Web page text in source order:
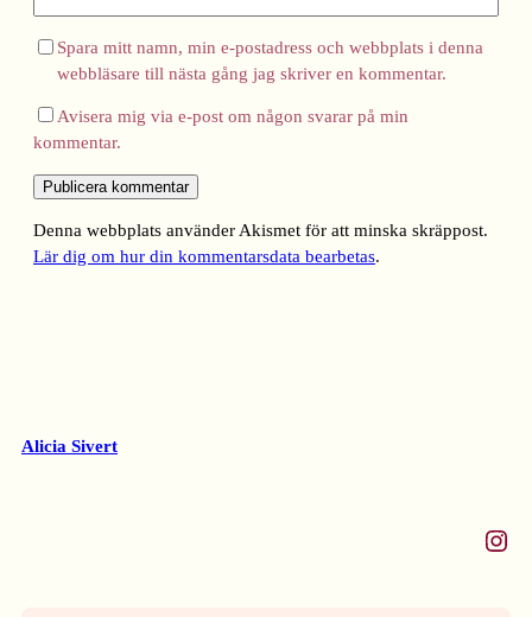
Spara mitt namn, min e-postadress och webbplats i denna
webbläsare till nästa gång jag skriver en kommentar.
Avisera mig via e-post om någon svarar på min
kommentar.
Denna webbplats använder Akismet för att minska skräppost.
Lär dig om hur din kommentarsdata bearbetas.
Alicia Sivert
Instagram